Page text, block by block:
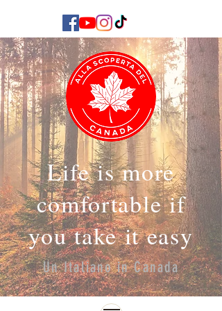
Life is more
comfortable if
you take it easy
Un Italiano in Canada